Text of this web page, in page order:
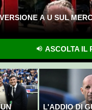
A U SUL
ASCOLTA IL
L'ADDIO DI